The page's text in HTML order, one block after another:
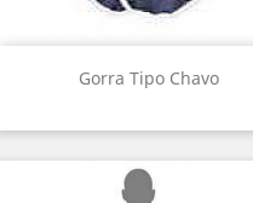
Gorra Tipo Chavo
Vista rápida